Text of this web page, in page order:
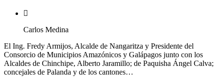
Carlos Medina
El Ing. Fredy Armijos, Alcalde de Nangaritza y Presidente del
Consorcio de Municipios Amazónicos y Galápagos junto con los
Alcaldes de Chinchipe, Alberto Jaramillo; de Paquisha Ángel Calva;
concejales de Palanda y de los cantones…